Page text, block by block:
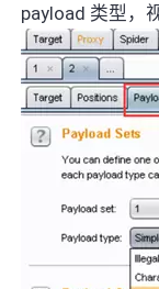
payload 类型，